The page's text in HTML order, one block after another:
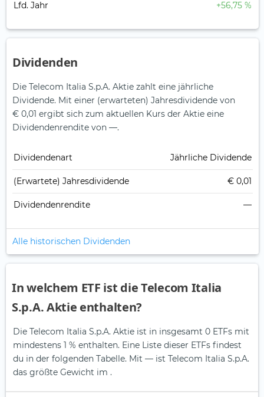
Lfd. Jahr +56,75 %
Dividenden
Die Telecom Italia S.p.A. Aktie zahlt eine jährliche
Dividende. Mit einer (erwarteten) Jahresdividende von
€ 0,01 ergibt sich zum aktuellen Kurs der Aktie eine
Dividendenrendite von —.
Dividendenart Jährliche Dividende
(Erwartete) Jahresdividende € 0,01
Dividendenrendite —
Alle historischen Dividenden
In welchem ETF ist die Telecom Italia
S.p.A. Aktie enthalten?
Die Telecom Italia S.p.A. Aktie ist in insgesamt 0 ETFs mit
mindestens 1 % enthalten. Eine Liste dieser ETFs findest
du in der folgenden Tabelle. Mit — ist Telecom Italia S.p.A.
das größte Gewicht im .